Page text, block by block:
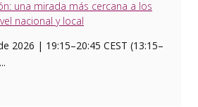
una mirada más cercana a los
nacional y local
2026 | 19:15–20:45 CEST (13:15–